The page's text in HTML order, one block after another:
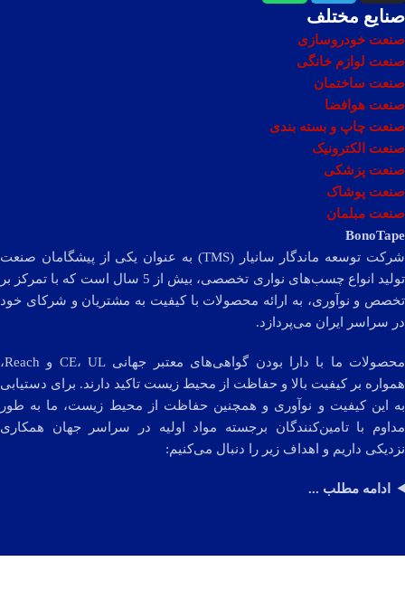
صنایع مختلف
صنعت خودروسازی
صنعت لوازم خانگی
صنعت ساختمان
صنعت هوافضا
صنعت چاپ و بسته بندی
صنعت الکترونیک
صنعت پزشکی
صنعت پوشاک
صنعت مبلمان
BonoTape
شرکت توسعه ماندگار سانیار (TMS) به عنوان یکی از پیشگامان صنعت
تولید انواع چسب‌های نواری تخصصی، بیش از 5 سال است که با تمرکز بر
تخصص و نوآوری، به ارائه محصولات با کیفیت به مشتریان و شرکای خود
در سراسر ایران می‌پردازد.
محصولات ما با دارا بودن گواهی‌های معتبر جهانی CE، UL و Reach،
همواره بر کیفیت بالا و حفاظت از محیط زیست تاکید دارند. برای دستیابی
به این کیفیت و نوآوری و همچنین حفاظت از محیط زیست، ما به طور
مداوم با تامین‌کنندگان برجسته مواد اولیه در سراسر جهان همکاری
نزدیکی داریم و اهداف زیر را دنبال می‌کنیم:
ادامه مطلب ...